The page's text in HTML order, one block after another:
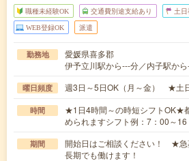
職種未経験OK 交通費別途支給あり 土
WEB登録OK 派遣
勤務地
愛媛県喜多郡
伊予立川駅から---分／内子駅か
曜日頻度 週3日～5日OK（月～金） ★土
時間
★1日4時間～の時短シフトOK★
められますシフト例：7：00～
期間
開始日はご相談ください！ ★
長期でも働けます！